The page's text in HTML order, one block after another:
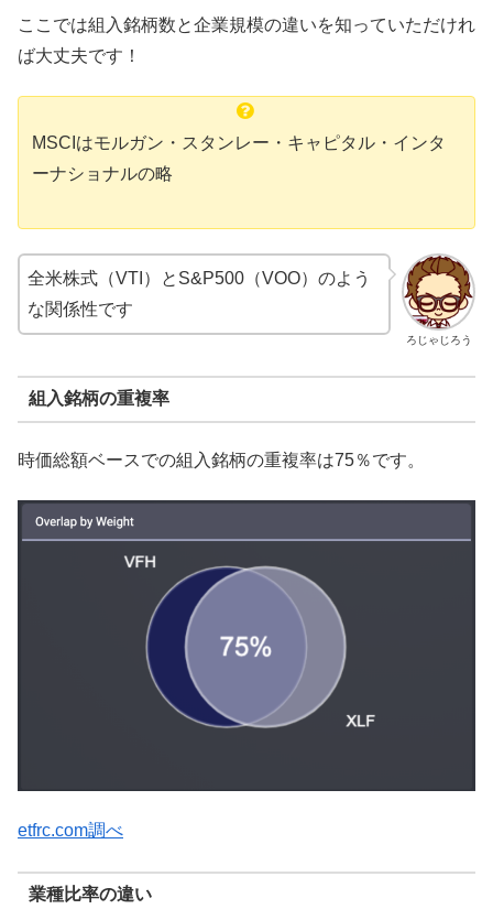
ここでは組入銘柄数と企業規模の違いを知っていただけれ
ば大丈夫です！
MSCIはモルガン・スタンレー・キャピタル・インタ
ーナショナルの略
ろじゃじろう
全米株式（VTI）とS&P500（VOO）のよう
な関係性です
組入銘柄の重複率
時価総額ベースでの組入銘柄の重複率は75％です。
etfrc.com調べ
業種比率の違い